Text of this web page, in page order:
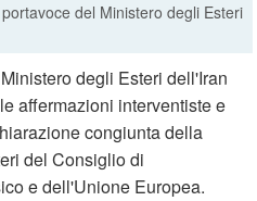
del Ministero degli Esteri
degli Esteri dell'Iran
affermazioni interventiste e
congiunta della
del Consiglio di
e dell'Unione Europea.